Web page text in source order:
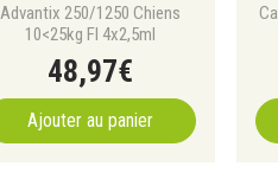
Advantix 250/1250 Chiens
10<25kg Fl 4x2,5ml
48,97€
Ajouter au panier